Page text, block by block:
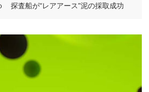
探査船が“レアアース”泥の採取成功